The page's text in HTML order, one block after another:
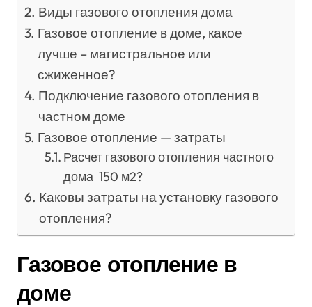
Виды газового отопления дома
Газовое отопление в доме, какое
лучше – магистральное или
сжиженное?
Подключение газового отопления в
частном доме
Газовое отопление — затраты
Расчет газового отопления частного
дома 150 м2?
Каковы затраты на установку газового
отопления?
Газовое отопление в
доме